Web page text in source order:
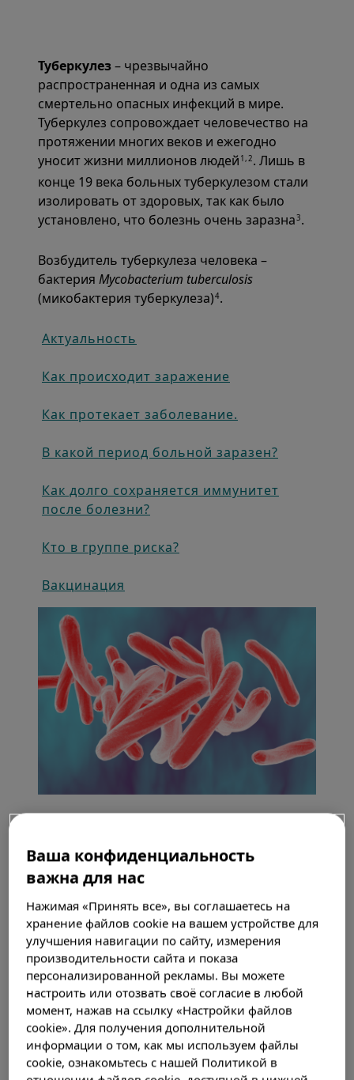
Туберкулез– чрезвычайно
распространенная и одна из самых
смертельно опасных инфекций в мире.
Туберкулез сопровождает человечество на
протяжении многих веков и ежегодно
уносит жизни миллионов людей 1,2. Лишь в
конце 19 века больных туберкулезом стали
изолировать от здоровых, так как было
установлено, что болезнь очень заразна3.
Возбудитель туберкулеза человека –
бактерия Mycobacterium tuberculosis
(микобактерия туберкулеза)4.
Актуальность
Как происходит заражение
Как протекает заболевание.
В какой период больной заразен?
Как долго сохраняется иммунитет
после болезни?
Кто в группе риска?
Вакцинация
Российская Федерация входит в число
стран, несущих наибольшее бремя
туберкулеза. Кроме того, как и во всем
мире, в России растет число случаев
туберкулеза с множественной
лекарственной устойчивостью. По данным
Всемирной организации здравоохранения,
на 2019 г. Россия занимала 2-е место в мире
Ваша конфиденциальность
важна для нас
Нажимая «Принять все», вы соглашаетесь на
хранение файлов cookie на вашем устройстве для
улучшения навигации по сайту, измерения
производительности сайта и показа
персонализированной рекламы. Вы можете
настроить или отозвать своё согласие в любой
момент, нажав на ссылку «Настройки файлов
cookie». Для получения дополнительной
информации о том, как мы используем файлы
cookie, ознакомьтесь с нашей Политикой в